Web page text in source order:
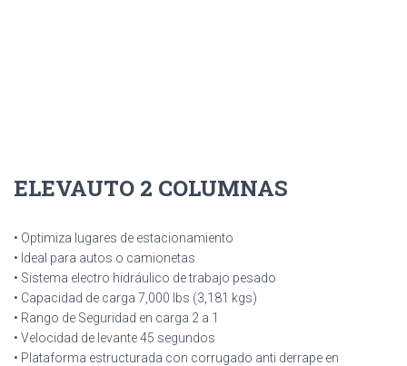
ELEVAUTO 2 COLUMNAS
• Optimiza lugares de estacionamiento
• Ideal para autos o camionetas
• Sistema electro hidráulico de trabajo pesado
• Capacidad de carga 7,000 lbs (3,181 kgs)
• Rango de Seguridad en carga 2 a 1
• Velocidad de levante 45 segundos
• Plataforma estructurada con corrugado anti derrape en